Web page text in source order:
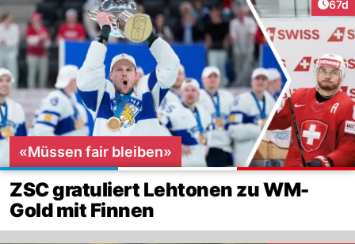
67d
«Müssen fair bleiben»
ZSC gratuliert Lehtonen zu WM-
Gold mit Finnen